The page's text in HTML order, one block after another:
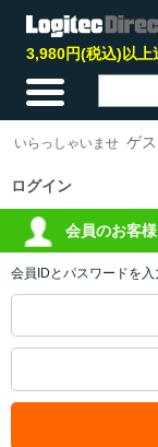
3,980円(税込)以上
いらっしゃいませ ゲス
ログイン
会員のお客様
会員IDとパスワードを入